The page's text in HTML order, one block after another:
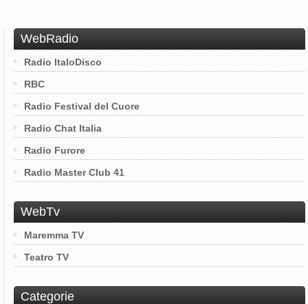
WebRadio
Radio ItaloDisco
RBC
Radio Festival del Cuore
Radio Chat Italia
Radio Furore
Radio Master Club 41
WebTv
Maremma TV
Teatro TV
Categorie